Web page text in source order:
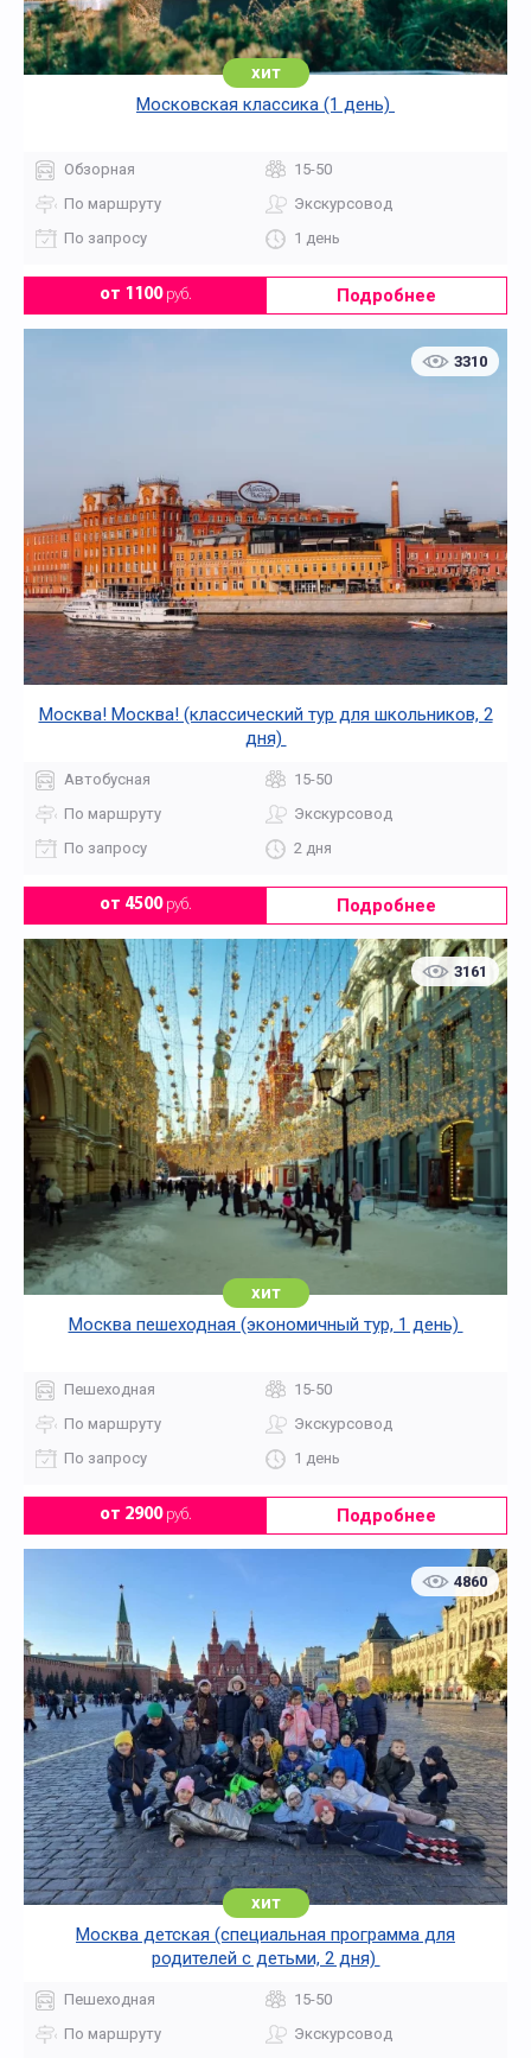
хит
Московская классика (1 день)
Обзорная
15-50
По маршруту
Экскурсовод
По запросу
1 день
от 1100руб. Подробнее
3310
Москва! Москва! (классический тур для школьников, 2
дня)
Автобусная
15-50
По маршруту
Экскурсовод
По запросу
2 дня
от 4500руб. Подробнее
3161
хит
Москва пешеходная (экономичный тур, 1 день)
Пешеходная
15-50
По маршруту
Экскурсовод
По запросу
1 день
от 2900руб. Подробнее
4860
хит
Москва детская (специальная программа для
родителей с детьми, 2 дня)
Пешеходная
15-50
По маршруту
Экскурсовод